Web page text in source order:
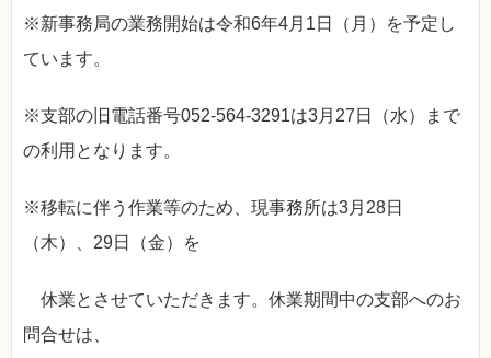
※新事務局の業務開始は令和6年4月1日（月）を予定し
ています。
※支部の旧電話番号052-564-3291は3月27日（水）まで
の利用となります。
※移転に伴う作業等のため、現事務所は3月28日
（木）、29日（金）を
休業とさせていただきます。休業期間中の支部へのお
問合せは、